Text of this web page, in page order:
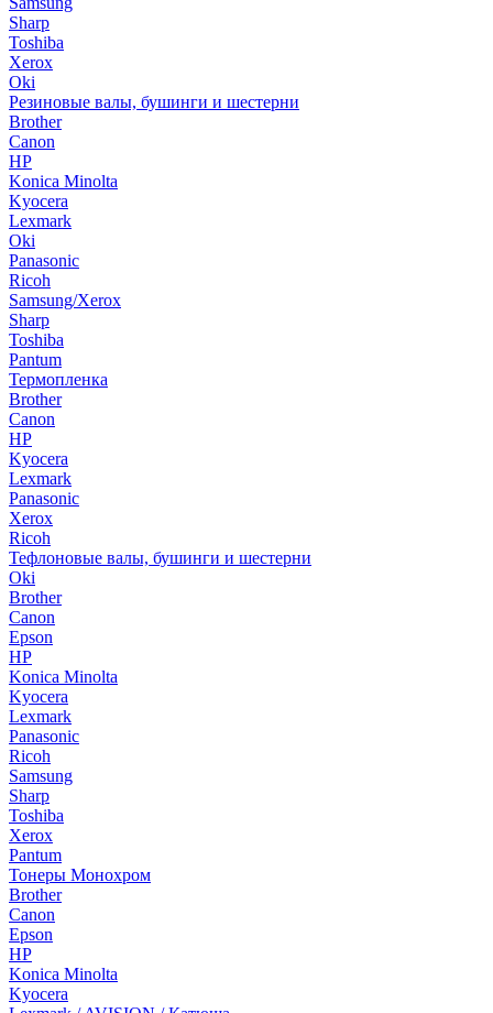
Sharp
Toshiba
Xerox
Oki
Резиновые валы, бушинги и шестерни
Brother
Canon
HP
Konica Minolta
Kyocera
Lexmark
Oki
Panasonic
Ricoh
Samsung/Xerox
Sharp
Toshiba
Pantum
Термопленка
Brother
Canon
HP
Kyocera
Lexmark
Panasonic
Xerox
Ricoh
Тефлоновые валы, бушинги и шестерни
Oki
Brother
Canon
Epson
HP
Konica Minolta
Kyocera
Lexmark
Panasonic
Ricoh
Samsung
Sharp
Toshiba
Xerox
Pantum
Тонеры Монохром
Brother
Canon
Epson
HP
Konica Minolta
Kyocera